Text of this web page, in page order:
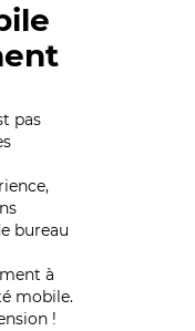
pas
bureau
à
mobile.
!